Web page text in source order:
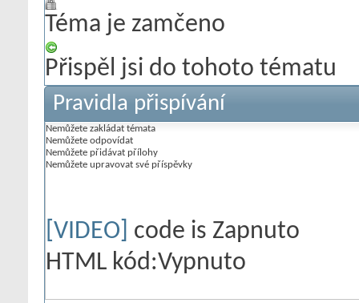
Téma je zamčeno
Přispěl jsi do tohoto tématu
Pravidla přispívání
Nemůžete zakládat témata
Nemůžete odpovídat
Nemůžete přidávat přílohy
Nemůžete upravovat své příspěvky
[VIDEO] code is Zapnuto
HTML kód:Vypnuto